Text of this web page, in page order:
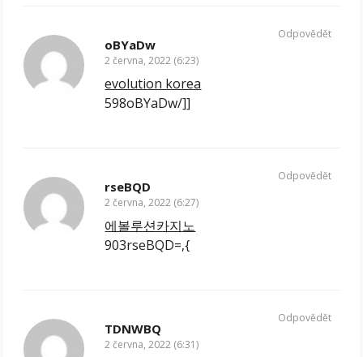
oBYaDw
2 června, 2022 (6:23)
evolution korea
598oBYaDw/]]
Odpovědět
rseBQD
2 června, 2022 (6:27)
에볼루션카지노
903rseBQD=,{
Odpovědět
TDNWBQ
2 června, 2022 (6:31)
Odpovědět